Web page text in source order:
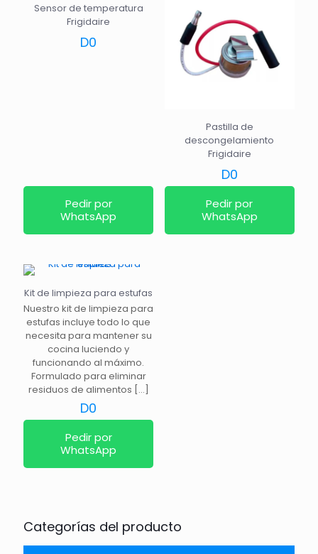
Sensor de temperatura
Frigidaire
D0
Pedir por
WhatsApp
Pastilla de
descongelamiento
Frigidaire
D0
Pedir por
WhatsApp
Kit de limpieza para estufas
Nuestro kit de limpieza para
estufas incluye todo lo que
necesita para mantener su
cocina luciendo y
funcionando al máximo.
Formulado para eliminar
residuos de alimentos […]
D0
Pedir por
WhatsApp
Categorías del producto